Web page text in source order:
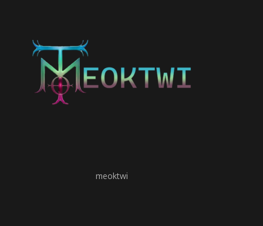
meoktwi